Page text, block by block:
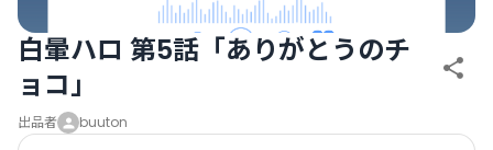
白暈ハロ 第5話「ありがとうのチ
ョコ」
出品者 buuton